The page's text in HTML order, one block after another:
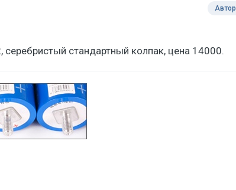
Автор
серебристый стандартный колпак, цена 14000.